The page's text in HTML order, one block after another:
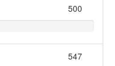
500
547